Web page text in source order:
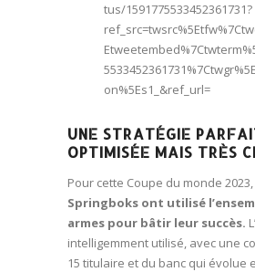
tus/1591775533452361731?
on%5Es1_&ref_url=
UNE STRATÉGIE
OPTIMISÉE MAIS TRÈS
Pour cette Coupe du monde 2023,
Springboks ont utilisé
armes pour bâtir leur succès.
intelligemment utilisé, avec une
15 titulaire et du banc qui évolue